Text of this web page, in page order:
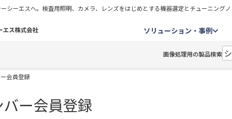
シーエスへ。検査用照明、カメラ、レンズをはじめとする機器選定とチューニング
ソリューション・事例
画像処理用の製品検索
会員登録
バー会員登録